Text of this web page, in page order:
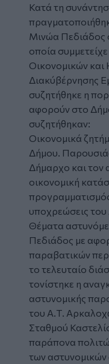
Κατά τη
Μινώα Πεδιάδος
οποία
Οικονομικών και
Διακύβέρνησης
συζητήθηκε η
αφορούν στο
συζητήθηκαν:
Οικονομικά
Δήμου.
Δήμαρχο και τον
οικονομική
υποχρεώσεις
Θέματα
Πεδιάδος με
παραβατικών
το τελευταίο
τονίστηκε η
αστυνομικής
του Α.Τ.
Σταθμού
παράπονα
των